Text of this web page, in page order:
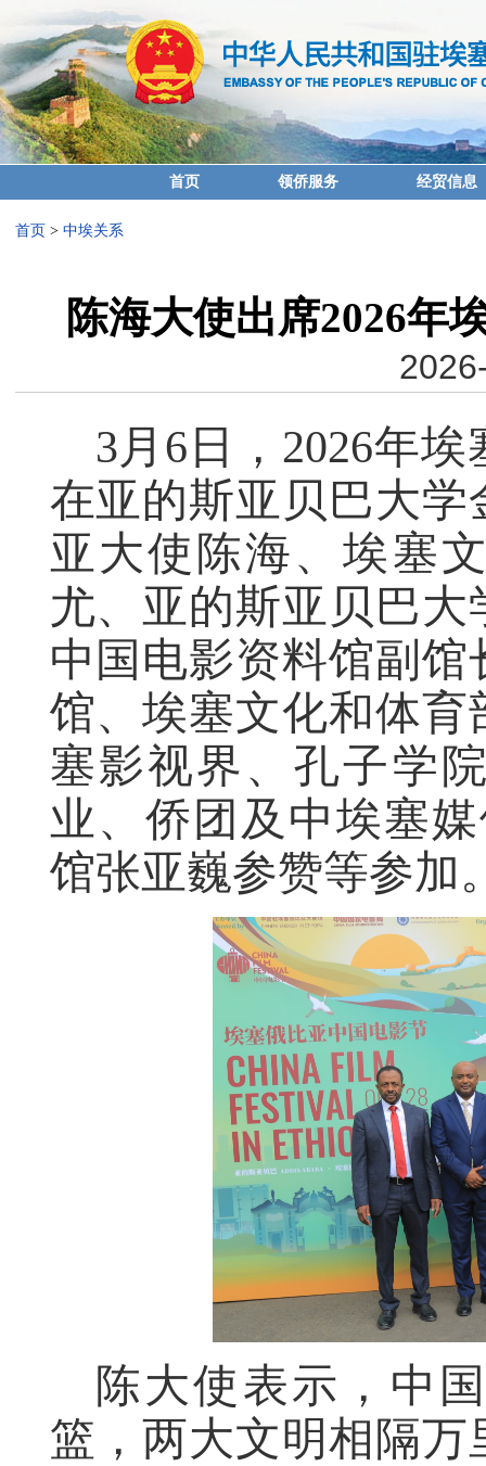
首页 领侨服务 经贸信息
首页 > 中埃关系
陈海大使出席2026年
3月6日，2026年
在亚的斯亚贝巴大
亚大使陈海、埃塞
尤、亚的斯亚贝巴
中国电影资料馆副
馆、埃塞文化和体
塞影视界、孔子学
业、侨团及中埃塞
馆张亚巍参赞等参加
陈大使表示，中
篮，两大文明相隔